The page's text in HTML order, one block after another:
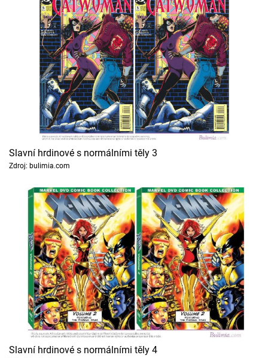
Slavní hrdinové s normálními těly 3
Zdroj: bulimia.com
Slavní hrdinové s normálními těly 4